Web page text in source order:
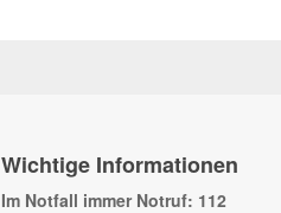
Wichtige Informationen
Im Notfall immer Notruf: 112